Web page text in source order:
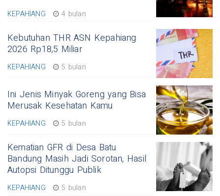
KEPAHIANG 4 bulan
Kebutuhan THR ASN Kepahiang
2026 Rp18,5 Miliar
KEPAHIANG 5 bulan
Ini Jenis Minyak Goreng yang Bisa
Merusak Kesehatan Kamu
KEPAHIANG 5 bulan
Kematian GFR di Desa Batu
Bandung Masih Jadi Sorotan, Hasil
Autopsi Ditunggu Publik
KEPAHIANG 5 bulan